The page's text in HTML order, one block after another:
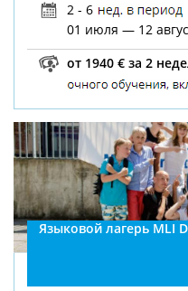
2 - 6
01 июля — 12
от 1940 € за 2
Языковой лагерь MLI